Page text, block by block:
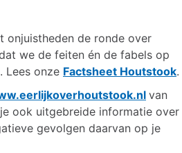
onjuistheden de ronde over
we de feiten én de fabels op
Lees onze Factsheet Houtstook.
van
ook uitgebreide informatie over
gevolgen daarvan op je